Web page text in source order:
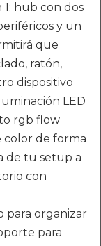
hub con dos
y un
que
ratón,
dispositivo
LED
rgb flow
color de forma
de tu setup a
con
para organizar
para